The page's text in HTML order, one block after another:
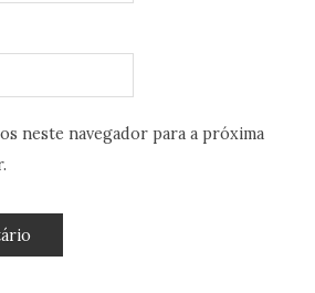
neste navegador para a próxima